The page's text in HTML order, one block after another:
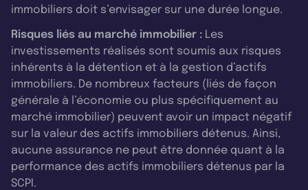
immobiliers doit s’envisager sur une durée longue.
Risques liés au marché immobilier : Les
investissements réalisés sont soumis aux risques
inhérents à la détention et à la gestion d’actifs
immobiliers. De nombreux facteurs (liés de façon
générale à l’économie ou plus spécifiquement au
marché immobilier) peuvent avoir un impact négatif
sur la valeur des actifs immobiliers détenus. Ainsi,
aucune assurance ne peut être donnée quant à la
performance des actifs immobiliers détenus par la
SCPI.